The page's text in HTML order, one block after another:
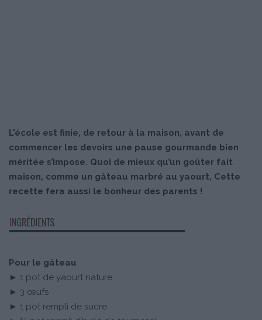
L'école est finie, de retour à la maison, avant de
commencer les devoirs une pause gourmande bien
méritée s’impose. Quoi de mieux qu’un goûter fait
maison, comme un gâteau marbré au yaourt, Cette
recette fera aussi le bonheur des parents !
Pour le gâteau
► 1 pot de yaourt nature
► 3 œufs
► 1 pot rempli de sucre